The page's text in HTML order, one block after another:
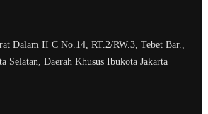
Dalam II C No.14, RT.2/RW.3, Tebet Bar.,
Selatan, Daerah Khusus Ibukota Jakarta